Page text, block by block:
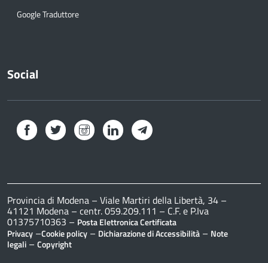
Google Traduttore
Social
Facebook Twitter InstagramLinkedInTelegram
Provincia di Modena – Viale Martiri della Libertà, 34 –
41121 Modena – centr. 059.209.111 – C.F. e P.Iva
01375710363 – Posta Elettronica Certificata
Privacy –Cookie policy – Dichiarazione di Accessibilità – Note
legali – Copyright